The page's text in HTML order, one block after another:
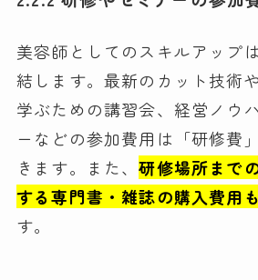
美容師としてのスキルアップ
結します。最新のカット技術
学ぶための講習会、経営ノウ
ーなどの参加費用は「研修費
きます。また、研修場所まで
する専門書・雑誌の購入費用
す。